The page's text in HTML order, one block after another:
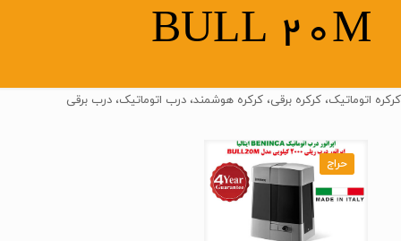
BULL 20M
کرکره اتوماتیک، کرکره برقی، کرکره هوشمند، درب اتوماتیک، درب برقی
حراج